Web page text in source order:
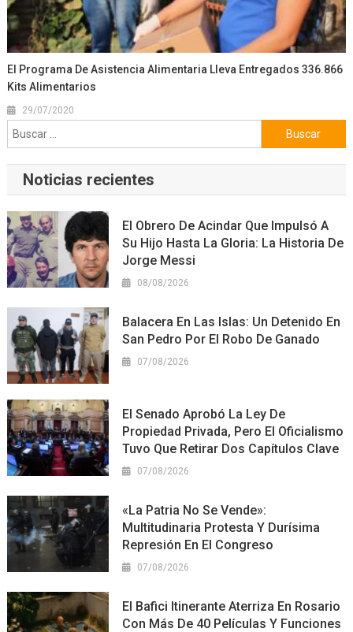
El Programa De Asistencia Alimentaria Lleva Entregados 336.866
Kits Alimentarios
29/07/2020
Buscar:
Noticias recientes
El Obrero De Acindar Que Impulsó A
Su Hijo Hasta La Gloria: La Historia De
Jorge Messi
08/08/2026
Balacera En Las Islas: Un Detenido En
San Pedro Por El Robo De Ganado
07/08/2026
El Senado Aprobó La Ley De
Propiedad Privada, Pero El Oficialismo
Tuvo Que Retirar Dos Capítulos Clave
07/08/2026
«La Patria No Se Vende»:
Multitudinaria Protesta Y Durísima
Represión En El Congreso
07/08/2026
El Bafici Itinerante Aterriza En Rosario
Con Más De 40 Películas Y Funciones